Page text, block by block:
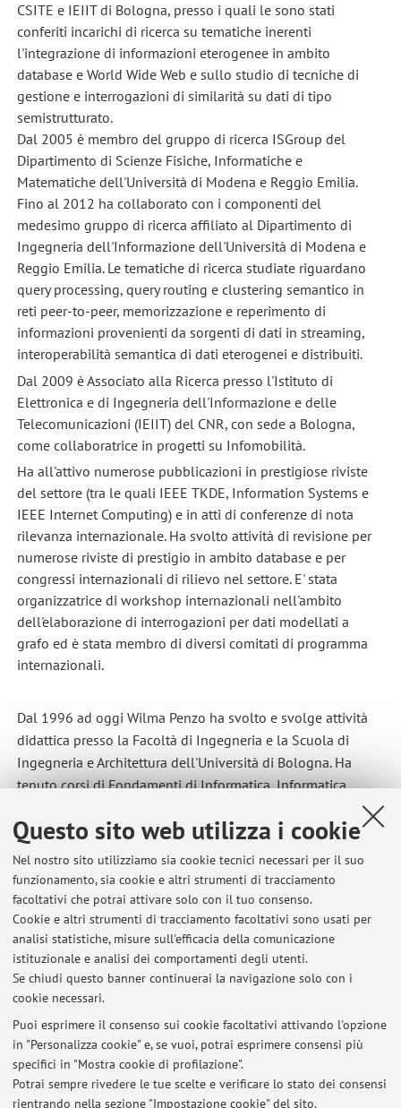
Questo sito web utilizza i cookie
Nel nostro sito utilizziamo sia cookie tecnici necessari per il suo
funzionamento, sia cookie e altri strumenti di tracciamento
facoltativi che potrai attivare solo con il tuo consenso.
Cookie e altri strumenti di tracciamento facoltativi sono usati per
analisi statistiche, misure sull'efficacia della comunicazione
istituzionale e analisi dei comportamenti degli utenti.
Se chiudi questo banner continuerai la navigazione solo con i
cookie necessari.
Puoi esprimere il consenso sui cookie facoltativi attivando l'opzione
in "Personalizza cookie" e, se vuoi, potrai esprimere consensi più
specifici in "Mostra cookie di profilazione".
Potrai sempre rivedere le tue scelte e verificare lo stato dei consensi
rientrando nella sezione "Impostazione cookie" del sito.
CSITE e IEIIT di Bologna, presso i quali le sono stati
conferiti incarichi di ricerca su tematiche inerenti
l'integrazione di informazioni eterogenee in ambito
database e World Wide Web e sullo studio di tecniche di
gestione e interrogazioni di similarità su dati di tipo
semistrutturato.
Dal 2005 è membro del gruppo di ricerca ISGroup del
Dipartimento di Scienze Fisiche, Informatiche e
Matematiche dell'Università di Modena e Reggio Emilia.
Fino al 2012 ha collaborato con i componenti del
medesimo gruppo di ricerca affiliato al Dipartimento di
Ingegneria dell'Informazione dell'Università di Modena e
Reggio Emilia. Le tematiche di ricerca studiate riguardano
query processing, query routing e clustering semantico in
reti peer-to-peer, memorizzazione e reperimento di
informazioni provenienti da sorgenti di dati in streaming,
interoperabilità semantica di dati eterogenei e distribuiti.
Dal 2009 è Associato alla Ricerca presso l'Istituto di
Elettronica e di Ingegneria dell'Informazione e delle
Telecomunicazioni (IEIIT) del CNR, con sede a Bologna,
come collaboratrice in progetti su Infomobilità.
Ha all'attivo numerose pubblicazioni in prestigiose riviste
del settore (tra le quali IEEE TKDE, Information Systems e
IEEE Internet Computing) e in atti di conferenze di nota
rilevanza internazionale. Ha svolto attività di revisione per
numerose riviste di prestigio in ambito database e per
congressi internazionali di rilievo nel settore. E' stata
organizzatrice di workshop internazionali nell'ambito
dell'elaborazione di interrogazioni per dati modellati a
grafo ed è stata membro di diversi comitati di programma
internazionali.
Dal 1996 ad oggi Wilma Penzo ha svolto e svolge attività
didattica presso la Facoltà di Ingegneria e la Scuola di
Ingegneria e Architettura dell'Università di Bologna. Ha
tenuto corsi di Fondamenti di Informatica, Informatica
Grafica, Sistemi Informativi e Reti di Calcolatori nell'ambito
di vari Corsi di Studio. L'attività di docenza di Wilma Penzo si
è svolta inoltre nell'ambito di numerosi Master Universitari
e corsi di formazione presso vari enti quali l'Alma Graduate
School, la Scuola Superiore per la Pubblica
Amministrazione, il Consorzio Profingest, il Consorzio per la
Formazione e lo Sviluppo delle PMI (COFIMP) di Bologna,
dove ha tenuto numerosi corsi su tematiche inerenti i
sistemi informativi.
Ultimi avvisi
Al momento non sono presenti avvisi.